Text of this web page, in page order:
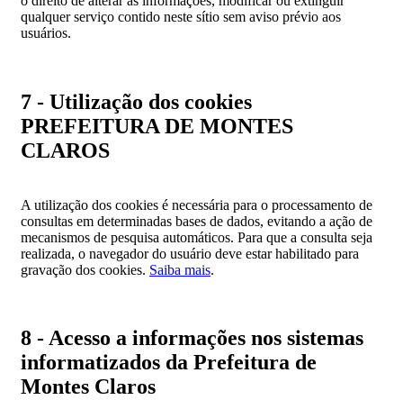
qualquer serviço contido neste sítio sem aviso prévio aos
usuários.
7 - Utilização dos cookies
PREFEITURA DE MONTES
CLAROS
A utilização dos cookies é necessária para o processamento de
consultas em determinadas bases de dados, evitando a ação de
mecanismos de pesquisa automáticos. Para que a consulta seja
realizada, o navegador do usuário deve estar habilitado para
gravação dos cookies. Saiba mais.
8 - Acesso a informações nos sistemas
informatizados da Prefeitura de
Montes Claros